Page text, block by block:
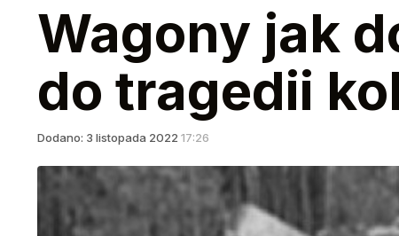
Wagony jak
do tragedii
Dodano: 3 listopada 2022 17:26